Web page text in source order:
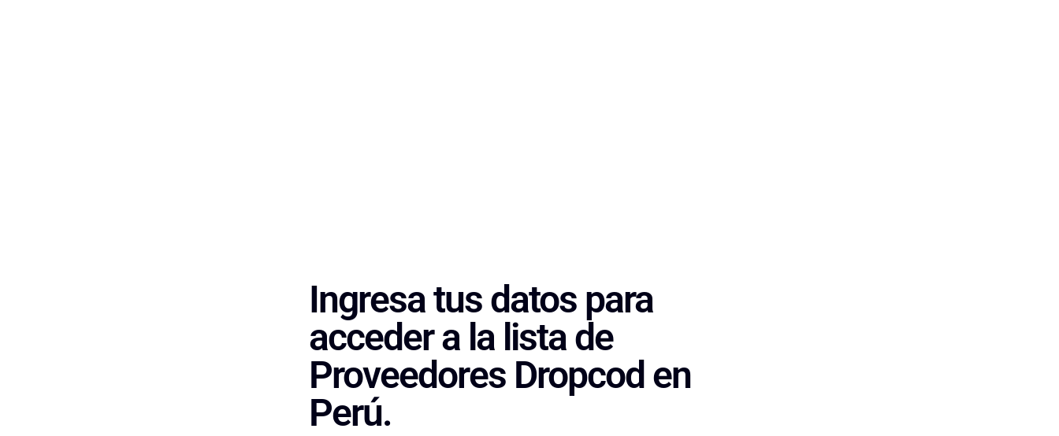
Ingresa tus datos para
acceder a la lista de
Proveedores Dropcod en
Perú.